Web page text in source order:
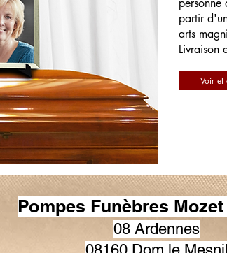
personne
partir
arts
Livraison
Voir et
Pompes Funèbres
08 Ardennes